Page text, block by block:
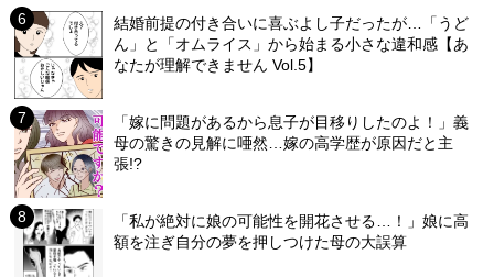
結婚前提の付き合いに喜ぶよし子だったが…「うど
ん」と「オムライス」から始まる小さな違和感【あ
なたが理解できません Vol.5】
「嫁に問題があるから息子が目移りしたのよ！」義
母の驚きの見解に唖然…嫁の高学歴が原因だと主
張!?
「私が絶対に娘の可能性を開花させる…！」娘に高
額を注ぎ自分の夢を押しつけた母の大誤算